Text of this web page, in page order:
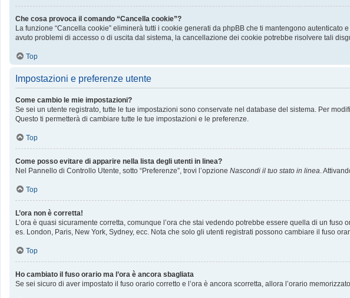
Che cosa provoca il comando “Cancella cookie”?
La funzione “Cancella cookie” eliminerà tutti i cookie generati da phpBB che ti mantengono
avuto problemi di accesso o di uscita dal sistema, la cancellazione dei cookie potrebbe risolvere tali
Top
Impostazioni e preferenze utente
Come cambio le mie impostazioni?
Se sei un utente registrato, tutte le tue impostazioni sono conservate nel database del sistema. Per
Questo ti permetterà di cambiare tutte le tue impostazioni e le preferenze.
Top
Come posso evitare di apparire nella lista degli utenti in linea?
Nel Pannello di Controllo Utente, sotto “Preferenze”, trovi l’opzione Nascondi il tuo stato in linea.
Top
L’ora non è corretta!
L’ora è quasi sicuramente corretta, comunque l’ora che stai vedendo potrebbe essere quella di un
es. London, Paris, New York, Sydney, ecc. Nota che solo gli utenti registrati possono cambiare il fuso
Top
Ho cambiato il fuso orario ma l’ora è ancora sbagliata
Se sei sicuro di aver impostato il fuso orario corretto e l’ora è ancora scorretta, allora l’orario